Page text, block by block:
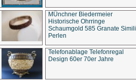
MÜnchner Biedermeier
Historische Ohrringe
Schaumgold 585 Granate Simili
Perlen
Telefonablage Telefonregal
Design 60er 70er Jahre